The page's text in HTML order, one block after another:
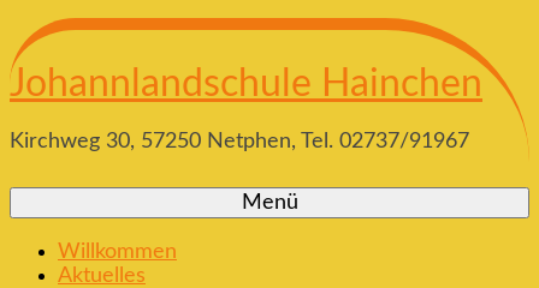
Johannlandschule Hainchen
Kirchweg 30, 57250 Netphen, Tel. 02737/91967
Menü
Willkommen
Aktuelles